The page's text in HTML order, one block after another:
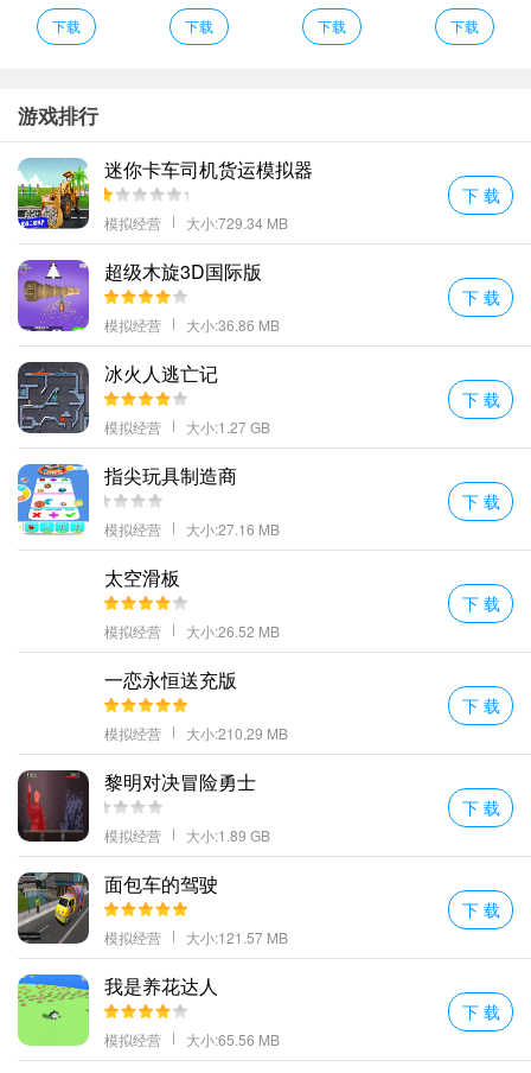
一款画面清新卡通玩法轻松休闲可玩心高的披萨烹饪游戏；
大家按照系统的提示购买到相应的材料便可以来到相应的机器旁开
食物的的制作完成之前大家需要先收集到相应的食物材料来进行烹
饪；
披萨披萨介绍
丰富的游戏模式有很多的能够上手的模式内容在这款游戏中玩家可
以简简单单进行游戏。
大获好评的披萨店在你的手中发扬光大升级各种设备解放你的双手
去经营。
精美细腻的卡通画风丰富多样的新鲜食材都任你选择搭配；
超新颖的游戏模式在过程中各种口味披萨都可以让玩家来制作和使
用。
披萨披萨评价
更多好玩的手游，请持续关注顺发游戏网
下载
下载
下载
下载
游戏排行
迷你卡车司机货运模拟器
模拟经营 大小:729.34 MB
下 载
超级木旋3D国际版
模拟经营 大小:36.86 MB
下 载
冰火人逃亡记
模拟经营 大小:1.27 GB
下 载
指尖玩具制造商
模拟经营 大小:27.16 MB
下 载
太空滑板
模拟经营 大小:26.52 MB
下 载
一恋永恒送充版
模拟经营 大小:210.29 MB
下 载
黎明对决冒险勇士
模拟经营 大小:1.89 GB
下 载
面包车的驾驶
模拟经营 大小:121.57 MB
下 载
我是养花达人
模拟经营 大小:65.56 MB
下 载